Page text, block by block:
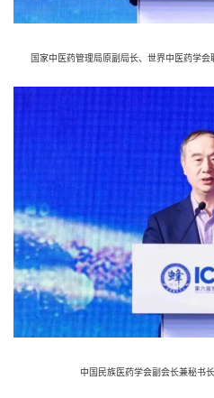
国家中医药管理局原副局长、世界中医药学
中国民族医药学会副会长兼秘书